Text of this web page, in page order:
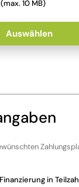
Auswählen
10 MB)
in